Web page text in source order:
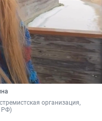
организация,
РФ)